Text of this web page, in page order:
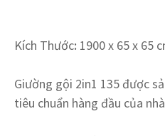
Kích Thước: 1900 x 65 x 65
Giường gội 2in1 135 được
tiêu chuẩn hàng đầu của